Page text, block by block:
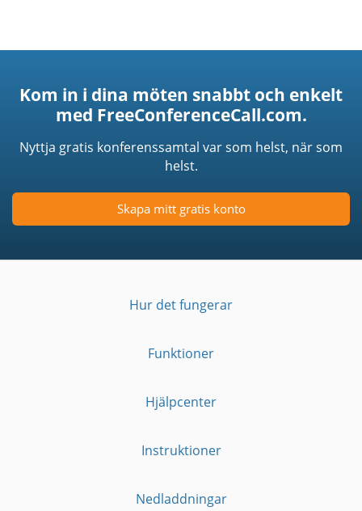
Kom in i dina möten snabbt och enkelt
med FreeConferenceCall.com.
Nyttja gratis konferenssamtal var som helst, när som
helst.
Skapa mitt gratis konto
Hur det fungerar
Funktioner
Hjälpcenter
Instruktioner
Nedladdningar